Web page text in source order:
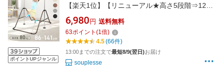
ポイントUPジャンル
【楽天1位】【リニューアル★高さ5段階⇒12段
階調節】 鉄棒 室内 子供 家庭用 遊具 屋内 屋外
庭 折りたたみ 収納 てつぼう 逆上がり さか上が
り ぶら下がり ぶらさがり 体操 体幹 前回り キ
ッズ おもちゃ おしゃれ インテリア かわい
6,980 円 送料無料
63ポイント (1倍)
4.5(66件)
13:00までの注文で最短8/9(翌日)お届け
souplesse